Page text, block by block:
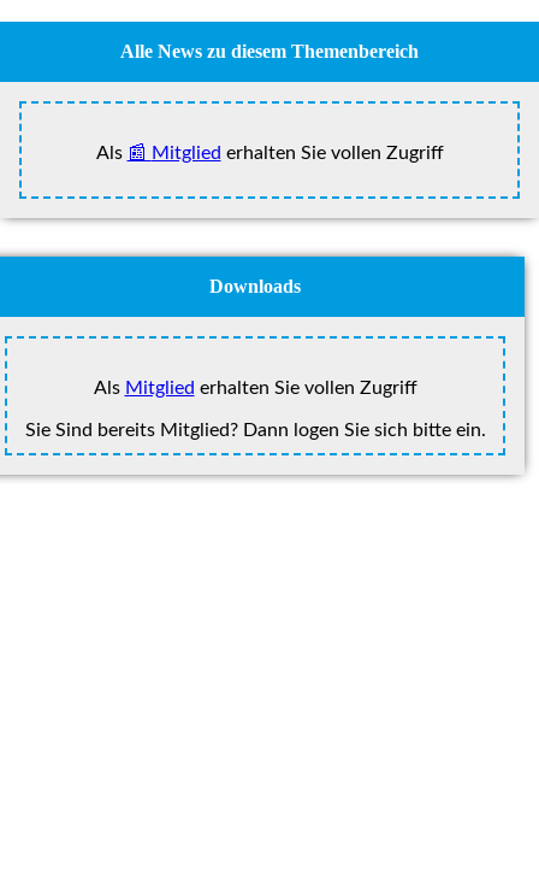
Alle News zu diesem Themenbereich
Als Mitglied erhalten Sie vollen Zugriff
Downloads
Als Mitglied erhalten Sie vollen Zugriff
Sie Sind bereits Mitglied? Dann logen Sie sich bitte ein.